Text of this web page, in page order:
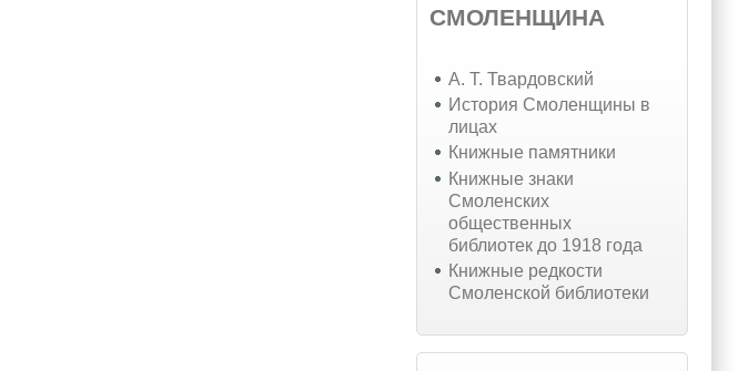
СМОЛЕНЩИНА
А. Т. Твардовский
История Смоленщины в
лицах
Книжные памятники
Книжные знаки
Смоленских
общественных
библиотек до 1918 года
Книжные редкости
Смоленской библиотеки